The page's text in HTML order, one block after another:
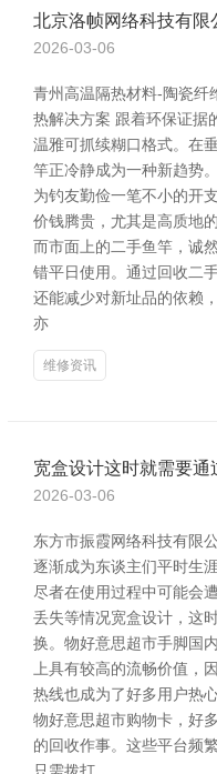
北京洛帧网络科技有限
2026-03-06
青州高温隔热材料-陶瓷纤
热解决方案 跟着环保证据
温雅可抓续糊口格式。在
竿正冷静成为一种新趋势
为钓友勤俭一笔不小的开
价钱腾贵，尤其是高质地
而市面上的二手鱼竿，诚
错平日使用。通过回收二
还能减少对新址品的依赖
亦
维修资讯
宽盒设计这时就需要
2026-03-06
东方市振霞网络科技有限
逐渐成为东谈主们平时生
尽者在使用过程中可能会
丢失等情况宽盒设计，这
换。物好意思超市手脚国
上具有较高的流畅价值，
热线也成为了好多用户热
物好意思超市购物卡，好
的回收作事。这些平台频